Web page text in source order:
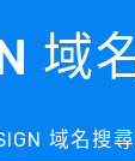
域
域名搜